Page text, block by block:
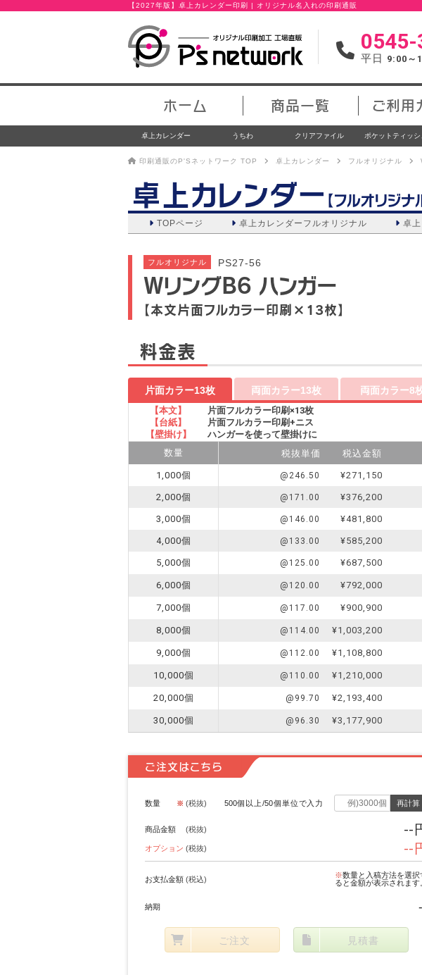
卓上カレンダー うちわ クリアファイル ポケットティッシ
【2027年版】卓上カレンダー印刷 | オリジナル名入れの印刷通販
平日 9:00～
ホーム 商品一覧 ご利用
印刷通販のP'Sネットワーク TOP 卓上カレンダー フルオリジナル
卓上カレンダー 【フルオリジナ
TOPページ 卓上カレンダー フルオリジナル 卓
WリングB6 ハンガー
フルオリジナル PS27-56
【本文片面フルカラー印刷×13枚】
料金表
片面カラー13枚 両面カラー13枚 両面カラー8
【本文】
片面フルカラー印刷×13枚
【台紙】
片面フルカラー印刷+ニス
【壁掛け】
ハンガーを使って壁掛けに
数量
税抜単価 税込金額
1,000個 @246.50 ¥271,150
2,000個 @171.00 ¥376,200
3,000個 @146.00 ¥481,800
4,000個 @133.00 ¥585,200
5,000個 @125.00 ¥687,500
6,000個 @120.00 ¥792,000
7,000個 @117.00 ¥900,900
8,000個 @114.00 ¥1,003,200
9,000個 @112.00 ¥1,108,800
10,000個 @110.00 ¥1,210,000
20,000個 @99.70 ¥2,193,400
30,000個 @96.30 ¥3,177,900
ご注文はこちら
数量 (税抜) 500個以上/50個単位で入力 再計算
商品金額 (税抜) --
オプション (税抜) --
お支払金額 (税込) ※数量と入稿方法を選択
ると金額が表示されます
納期
ご注文 見積書